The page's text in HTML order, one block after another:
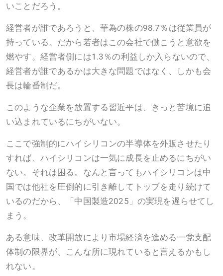
いことだろう。
経営者が誰であろうと、華為の株の98.7％は従業員が
持っている。だから若者はこの会社で働こうと意欲を
燃やす。経営者側には1.3％の利益しか入らないので、
経営者が誰であるかは大きな問題ではなく、しかも会
長は輪番制だ。
このような企業を放置する習近平は、きっと苦境に追
い込まれているにちがいない。
ここで強制的にハイシリコンの半導体を外販させたり
すれば、ハイシリコンは一気に成長を止めるにちがい
ない。それは困る。なんと言ってもハイシリコンは中
国では他社を圧倒的に引き離してトップを走り続けて
いるのだから、「中国製造2025」の実現を遅らせてし
まう。
ある意味、改革開放により市場経済を進める一党支配
体制の限界が、こんな所に現れていると言えるかもし
れない。